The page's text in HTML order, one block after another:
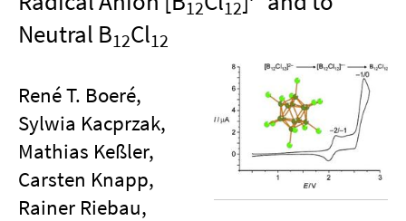
12 12
Neutral B12Cl12
René T. Boeré,
Sylwia Kacprzak,
Mathias Keßler,
Carsten Knapp,
Rainer Riebau,